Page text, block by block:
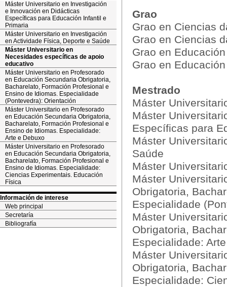
Máster Universitario en Investigación
e Innovación en Didácticas
Específicas para Educación Infantil e
Primaria
Máster Universitario en Investigación
en Actividade Física, Deporte e Saúde
Máster Universitario en
Necesidades específicas de apoio
educativo
Máster Universitario en Profesorado
en Educación Secundaria Obrigatoria,
Bacharelato, Formación Profesional e
Ensino de Idiomas. Especialidade
(Pontevedra): Orientación
Máster Universitario en Profesorado
en Educación Secundaria Obrigatoria,
Bacharelato, Formación Profesional e
Ensino de Idiomas. Especialidade:
Arte e Debuxo
Máster Universitario en Profesorado
en Educación Secundaria Obrigatoria,
Bacharelato, Formación Profesional e
Ensino de Idiomas. Especialidade:
Ciencias Experimentais. Educación
Física
Información de interese
Web principal
Secretaría
Bibliografía
Grao
Grao en Ciencias
Grao en Ciencias
Grao en
Grao en
Mestrado
Máster
Máster
Específicas para
Máster
Saúde
Máster
Máster
Obrigatoria,
Especialidade
Máster
Obrigatoria,
Especialidade:
Máster
Obrigatoria,
Especialidade: